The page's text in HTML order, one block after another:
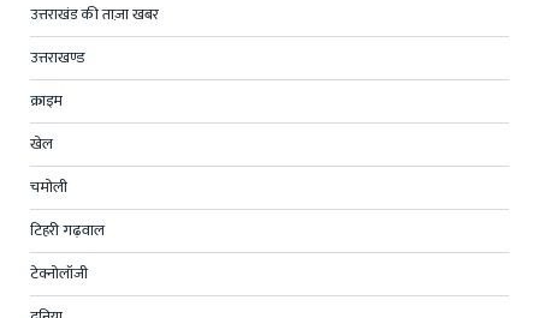
उत्तराखंड की ताज़ा खबर
उत्तराखण्ड
क्राइम
खेल
चमोली
टिहरी गढ़वाल
टेक्नोलॉजी